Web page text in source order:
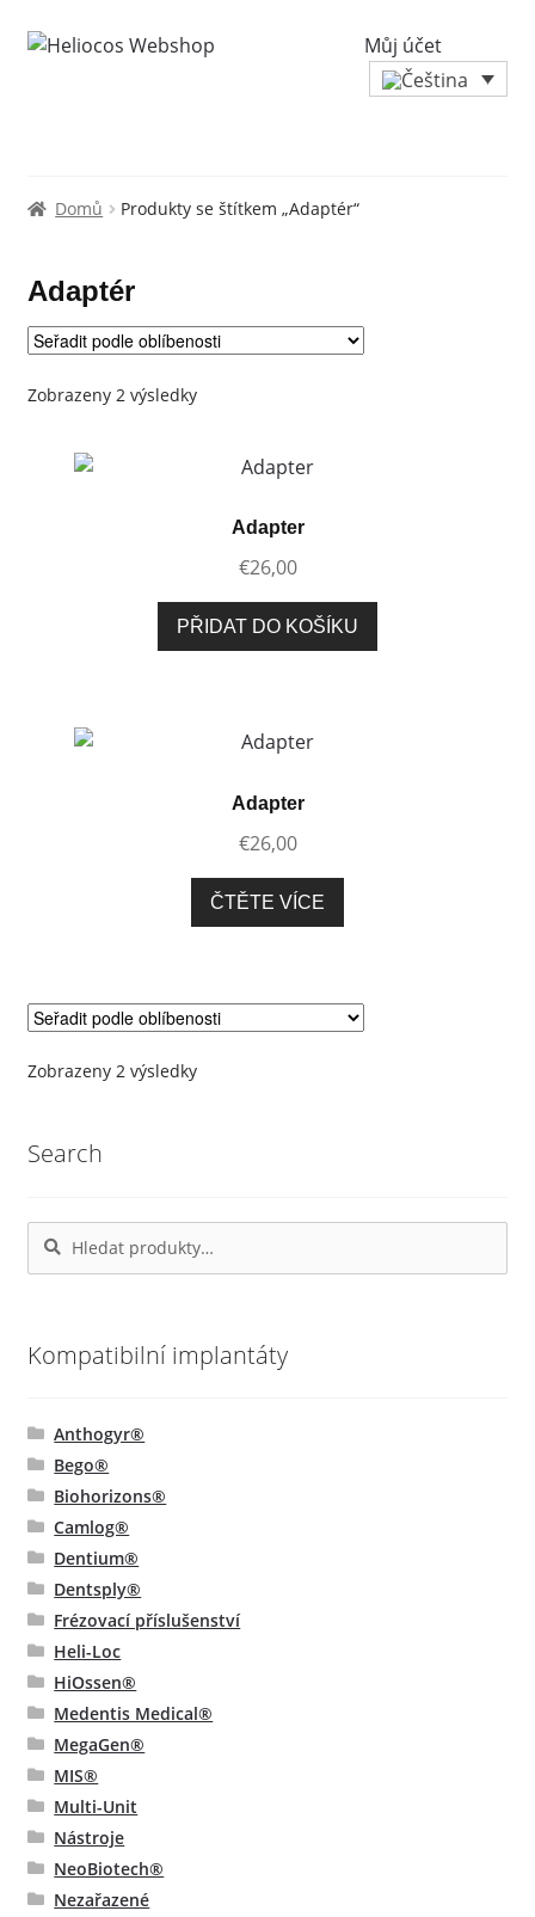
Můj účet
Domů Produkty se štítkem „Adaptér“
Adaptér
Zobrazeny 2 výsledkySeřazeno
Adapter
€26,00
PŘIDAT DO KOŠÍKU
Adapter
€26,00
ČTĚTE VÍCE
Zobrazeny 2 výsledkySeřazeno
Search
Hledat
Kompatibilní implantáty
Anthogyr®
Bego®
Biohorizons®
Camlog®
Dentium®
Dentsply®
Frézovací příslušenství
Heli-Loc
HiOssen®
Medentis Medical®
MegaGen®
MIS®
Multi-Unit
Nástroje
NeoBiotech®
Nezařazené